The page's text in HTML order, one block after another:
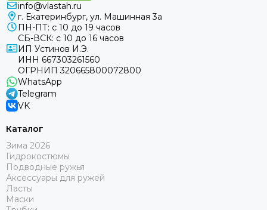
info@vlastah.ru
г. Екатеринбург, ул. Машинная 3а
ПН-ПТ: с 10 до 19 часов
СБ-ВСК: с 10 до 16 часов
ИП Устинов И.Э.
ИНН 667303261560
ОГРНИП 320665800072800
WhatsApp
Telegram
VK
Каталог
Зима 2026
Гидрокостюмы
Подводные ружья
Аксессуары для ружей
Ласты
Маски